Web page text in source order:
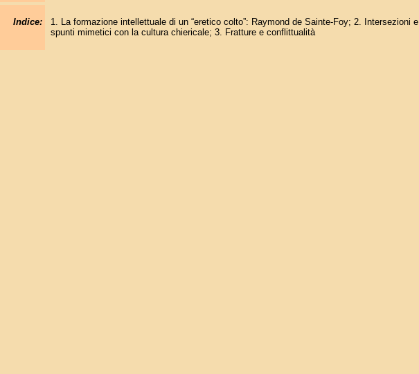
Indice:
1. La formazione intellettuale di un “eretico colto”: Raymond de Sainte-Foy; 2. Intersezioni e
spunti mimetici con la cultura chiericale; 3. Fratture e conflittualità